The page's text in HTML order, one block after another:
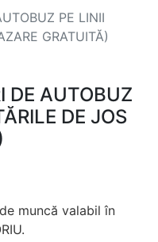
PE LINII
GRATUITĂ)
DE AUTOBUZ
DE JOS
muncă valabil în